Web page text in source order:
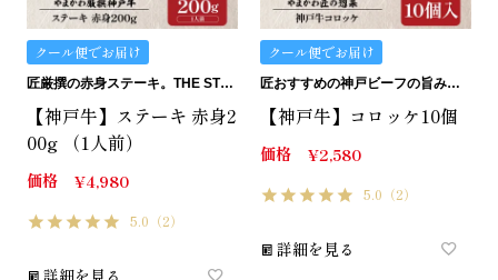
クール便でお届け
匠厳撰の赤身ステーキ。THE STEAK.
【神戸牛】ステーキ 赤身2
00g （1人前）
価格 ¥4,980
5.0 （2）
詳細を見る
クール便でお届け
匠おすすめの神戸ビーフの旨みたっぷりコロッケです。
【神戸牛】コロッケ10個
価格 ¥2,580
5.0 （2）
詳細を見る